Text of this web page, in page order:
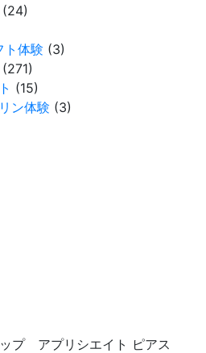
(24)
ト体験 (3)
(271)
(15)
ン体験 (3)
プ アプリシエイト ピアス